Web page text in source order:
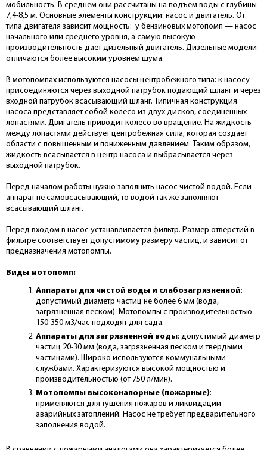
мобильность. В среднем они рассчитаны на подъем воды с глубины
7,4-8,5 м. Основные элементы конструкции: насос и двигатель. От
типа двигателя зависит мощность: у бензиновых мотопомп — насос
начального или среднего уровня, а самую высокую
производительность дает дизельный двигатель. Дизельные модели
отличаются более высоким уровнем шума.
В мотопомпах используются насосы центробежного типа: к насосу
присоединяются через выходной патрубок подающий шланг и через
входной патрубок всасывающий шланг. Типичная конструкция
насоса представляет собой колесо из двух дисков, соединенных
лопастями. Двигатель приводит колесо во вращение. На жидкость
между лопастями действует центробежная сила, которая создает
области с повышенным и пониженным давлением. Таким образом,
жидкость всасывается в центр насоса и выбрасывается через
выходной патрубок.
Перед началом работы нужно заполнить насос чистой водой. Если
аппарат не самовсасывающий, то водой так же заполняют
всасывающий шланг.
Перед входом в насос устанавливается фильтр. Размер отверстий в
фильтре соответствует допустимому размеру частиц, и зависит от
предназначения мотопомпы.
Виды мотопомп:
Аппараты для чистой воды и слабозагрязненной:
допустимый диаметр частиц не более 6 мм (вода,
загрязненная песком). Мотопомпы с производительностью
150-350 м3/час подходят для сада.
Аппараты для загрязненной воды: допустимый диаметр
частиц 20-30 мм (вода, загрязненная песком и твердыми
частицами). Широко используются коммунальными
службами. Характеризуются высокой мощностью и
производительностью (от 750 л/мин).
Мотопомпы высоконапорные (пожарные):
применяются для тушения пожаров и ликвидации
аварийных затоплений. Насос не требует предварительного
заполнения водой.